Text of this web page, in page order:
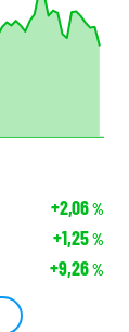
+2,06%
+1,25%
+9,26%